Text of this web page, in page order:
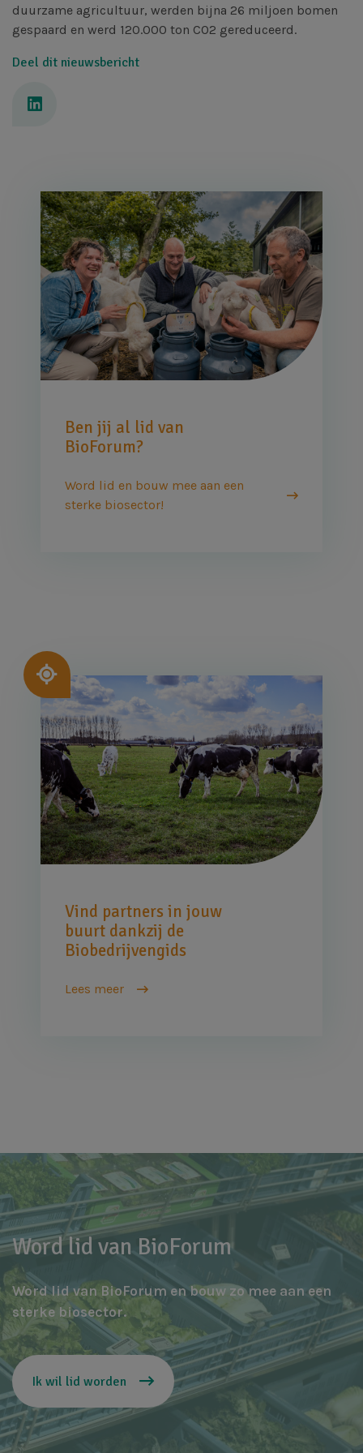
duurzame agricultuur, werden bijna 26 miljoen bomen
gespaard en werd 120.000 ton CO2 gereduceerd.
Afbeelding
Ben jij al lid van
BioForum?
Word lid en bouw mee aan een
sterke biosector!
Deel dit nieuwsbericht
Afbeelding
Vind partners in jouw
buurt dankzij de
Biobedrijvengids
Lees meer
Word lid van BioForum
Word lid van BioForum en bouw zo mee aan een
sterke biosector.
Ik wil lid worden